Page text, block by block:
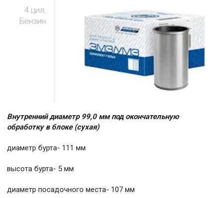
Внутренний диаметр 99,0 мм под окончательную
обработку в блоке (сухая)
диаметр бурта- 111 мм
высота бурта- 5 мм
диаметр посадочного места- 107 мм